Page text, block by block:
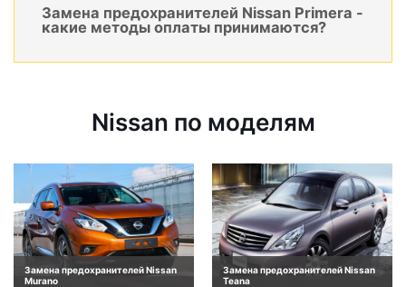
Замена предохранителей Nissan Primera -
какие методы оплаты принимаются?
Nissan по моделям
Замена предохранителей Nissan
Murano
Замена предохранителей Nissan
Teana